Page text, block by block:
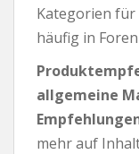
Kategorien für
häufig in
allgemeine
mehr auf